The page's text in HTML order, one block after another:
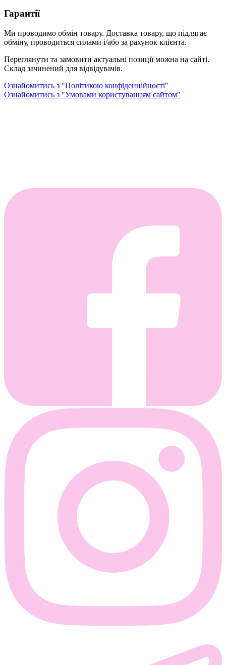
Гарантії
Ми проводимо обмін товару. Доставка товару, що підлягає
обміну, проводиться силами і/або за рахунок клієнта.
Переглянути та замовити актуальні позиції можна на сайті.
Склад зачинений для відвідувачів.
Ознайомитись з "Політикою конфіденційності"
Ознайомитись з "Умовами користуванням сайтом"